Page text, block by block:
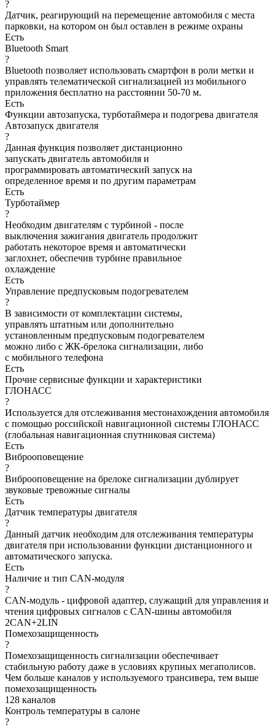
?
Датчик, реагирующий на перемещение автомобиля с места
парковки, на котором он был оставлен в режиме охраны
Есть
Bluetooth Smart
?
Bluetooth позволяет использовать смартфон в роли метки и
управлять телематической сигнализацией из мобильного
приложения бесплатно на расстоянии 50-70 м.
Есть
Функции автозапуска, турботаймера и подогрева двигателя
Автозапуск двигателя
?
Данная функция позволяет дистанционно
запускать двигатель автомобиля и
программировать автоматический запуск на
определенное время и по другим параметрам
Есть
Турботаймер
?
Необходим двигателям с турбиной - после
выключения зажигания двигатель продолжит
работать некоторое время и автоматически
заглохнет, обеспечив турбине правильное
охлаждение
Есть
Управление предпусковым подогревателем
?
В зависимости от комплектации системы,
управлять штатным или дополнительно
установленным предпусковым подогревателем
можно либо с ЖК-брелока сигнализации, либо
с мобильного телефона
Есть
Прочие сервисные функции и характеристики
ГЛОНАСС
?
Используется для отслеживания местонахождения автомобиля
с помощью российской навигационной системы ГЛОНАСС
(глобальная навигационная спутниковая система)
Есть
Виброоповещение
?
Виброоповещение на брелоке сигнализации дублирует
звуковые тревожные сигналы
Есть
Датчик температуры двигателя
?
Данный датчик необходим для отслеживания температуры
двигателя при использовании функции дистанционного и
автоматического запуска.
Есть
Наличие и тип CAN-модуля
?
CAN-модуль - цифровой адаптер, служащий для управления и
чтения цифровых сигналов с CAN-шины автомобиля
2CAN+2LIN
Помехозащищенность
?
Помехозащищенность сигнализации обеспечивает
стабильную работу даже в условиях крупных мегаполисов.
Чем больше каналов у используемого трансивера, тем выше
помехозащищенность
128 каналов
Контроль температуры в салоне
?